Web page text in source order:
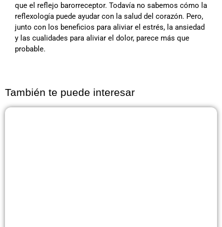
que el reflejo barorreceptor. Todavía no sabemos cómo la
reflexología puede ayudar con la salud del corazón. Pero,
junto con los beneficios para aliviar el estrés, la ansiedad
y las cualidades para aliviar el dolor, parece más que
probable.
También te puede interesar